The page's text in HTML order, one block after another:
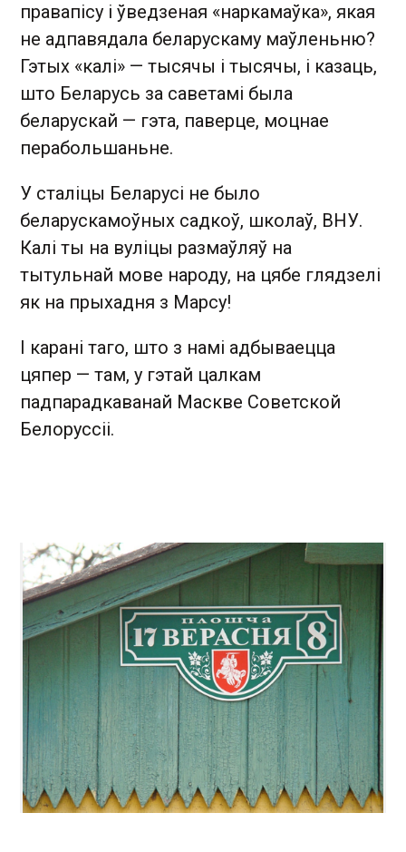
правапісу і ўведзеная «наркамаўка», якая
не адпавядала беларускаму маўленьню?
Гэтых «калі» — тысячы і тысячы, і казаць,
што Беларусь за саветамі была
беларускай — гэта, паверце, моцнае
перабольшаньне.
У сталіцы Беларусі не было
беларускамоўных садкоў, школаў, ВНУ.
Калі ты на вуліцы размаўляў на
тытульнай мове народу, на цябе глядзелі
як на прыхадня з Марсу!
І карані таго, што з намі адбываецца
цяпер — там, у гэтай цалкам
падпарадкаванай Маскве Советской
Белоруссіі.